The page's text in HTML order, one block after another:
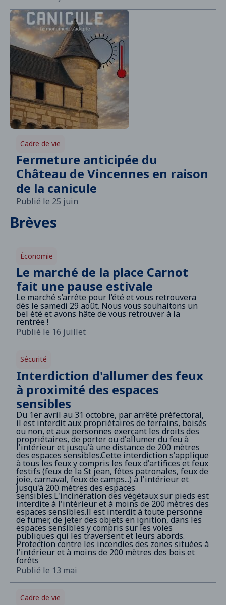
Cadre de vie
Fermeture anticipée du
Château de Vincennes en raison
de la canicule
Publié le 25 juin
Brèves
Économie
Le marché de la place Carnot
fait une pause estivale
Le marché s’arrête pour l’été et vous retrouvera
dès le samedi 29 août. Nous vous souhaitons un
bel été et avons hâte de vous retrouver à la
rentrée !
Publié le 16 juillet
Sécurité
Interdiction d'allumer des feux
à proximité des espaces
sensibles
Du 1er avril au 31 octobre, par arrêté préfectoral,
il est interdit aux propriétaires de terrains, boisés
ou non, et aux personnes exerçant les droits des
propriétaires, de porter ou d'allumer du feu à
l'intérieur et jusqu'à une distance de 200 mètres
des espaces sensibles.Cette interdiction s'applique
à tous les feux y compris les feux d'artifices et feux
festifs (feux de la St jean, fêtes patronales, feux de
joie, carnaval, feux de camps...) à l'intérieur et
jusqu'à 200 mètres des espaces
sensibles.L'incinération des végétaux sur pieds est
interdite à l'intérieur et à moins de 200 mètres des
espaces sensibles.ll est interdit à toute personne
de fumer, de jeter des objets en ignition, dans les
espaces sensibles y compris sur les voies
publiques qui les traversent et leurs abords.
Protection contre les incendies des zones situées à
l'intérieur et à moins de 200 mètres des bois et
forêts
Publié le 13 mai
Cadre de vie